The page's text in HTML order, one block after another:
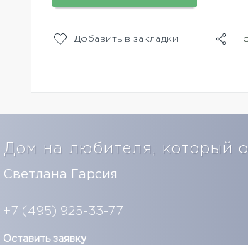
Добавить в закладки
на любителя, который
Светлана Гарсия
+7 (495) 925-33-77
Оставить заявку